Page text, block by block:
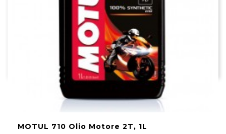
MOTUL 710 Olio Motore 2T, 1L